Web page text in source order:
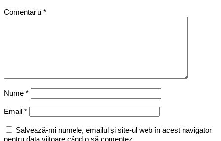
Comentariu *
Nume *
Email *
Salvează-mi numele, emailul și site-ul web în acest navigator
pentru data viitoare când o să comentez.